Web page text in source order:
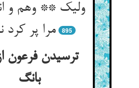
ولیک ** وهم و
مرا پر کرد
895
ترسیدن فرعون
بانگ